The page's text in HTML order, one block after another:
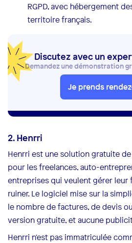
RGPD, avec hébergement
territoire français.
Discutez avec un
Demandez une démonstration
Je prends
2. Henrri
Henrri est une solution gratuite
pour les freelances, auto-
entreprises qui veulent gérer leur
ruiner. Le logiciel mise sur la
le nombre de factures, de devis
version gratuite, et aucune
Henrri n'est pas immatriculée